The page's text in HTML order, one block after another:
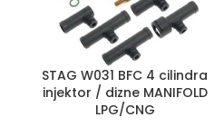
STAG W031 BFC 4 cilindra
injektor / dizne MANIFOLD
LPG/CNG